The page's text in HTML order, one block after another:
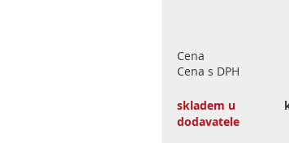
Cena
Cena s DPH
skladem u
dodavatele